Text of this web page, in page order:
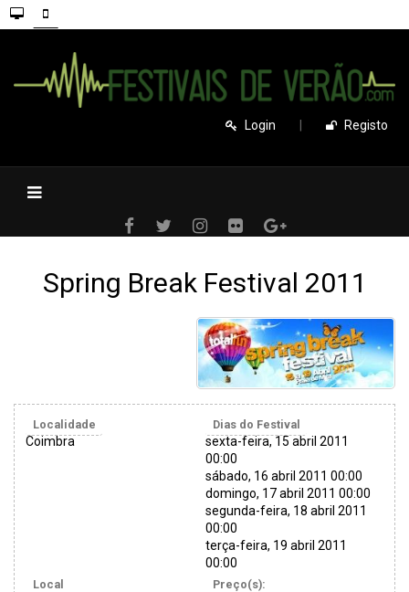
Login Registo
Spring Break Festival 2011
Localidade
Coimbra
Dias do Festival
sexta-feira, 15 abril 2011
00:00
sábado, 16 abril 2011 00:00
domingo, 17 abril 2011 00:00
segunda-feira, 18 abril 2011
00:00
terça-feira, 19 abril 2011
00:00
Local Preço(s):